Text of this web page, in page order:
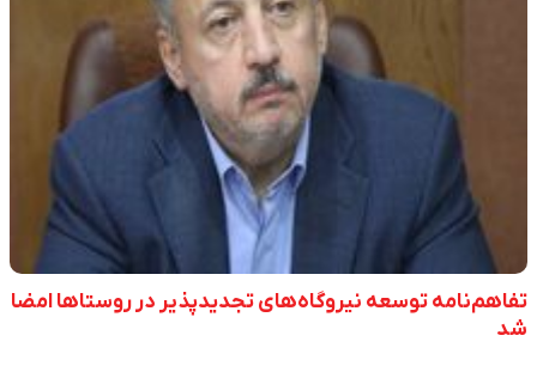
تفاهم‌نامه توسعه نیروگاه‌های تجدیدپذیر در روستاها امضا
شد